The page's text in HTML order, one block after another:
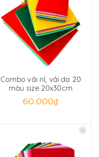
Combo vải nỉ, vải dạ 20
màu size 20x30cm
60.000₫